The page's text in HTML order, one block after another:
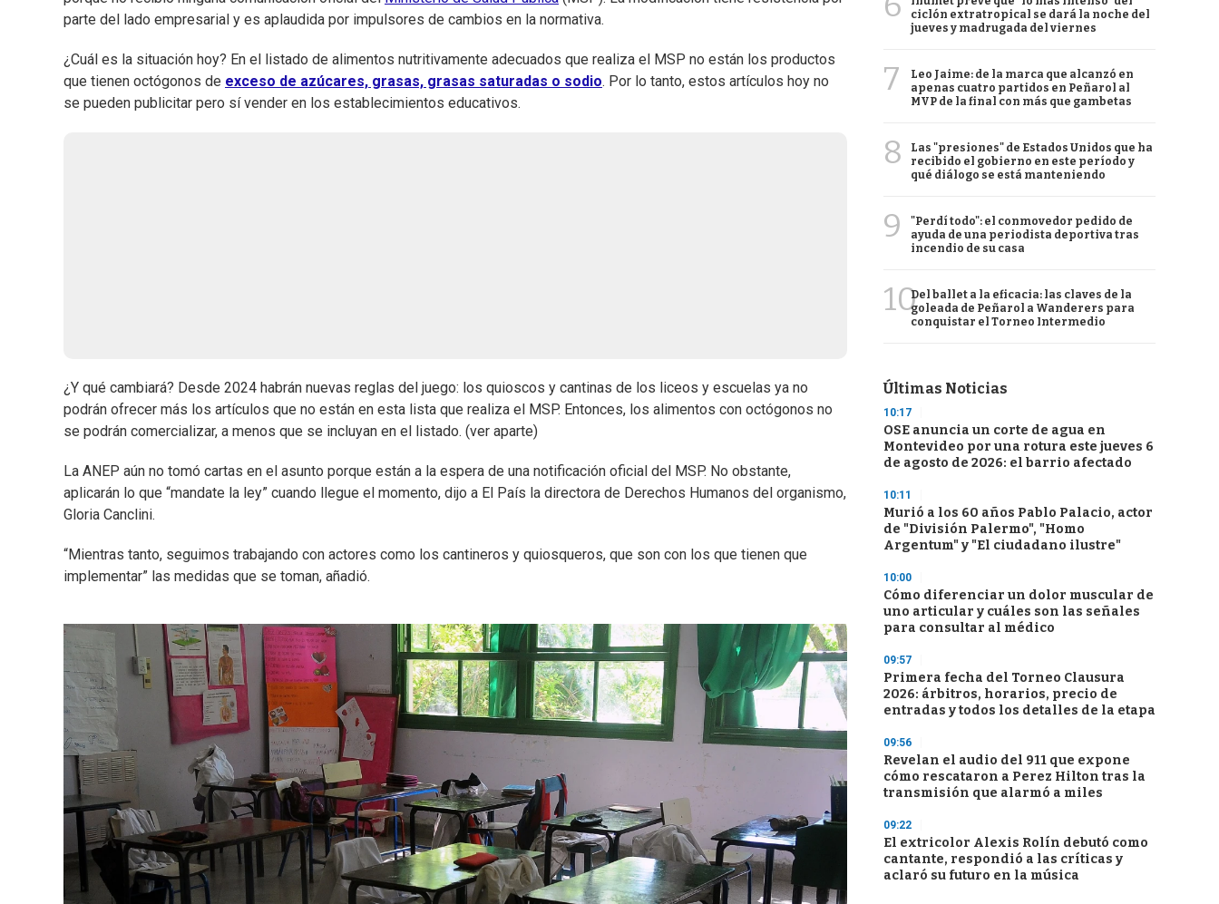
parte del lado empresarial y es aplaudida por impulsores de cambios en la normativa.
¿Cuál es la situación hoy? En el listado de alimentos nutritivamente adecuados que realiza el MSP no están los productos
que tienen octógonos de exceso de azúcares, grasas, grasas saturadas o sodio. Por lo tanto, estos artículos hoy no
se pueden publicitar pero sí vender en los establecimientos educativos.
¿Y qué cambiará? Desde 2024 habrán nuevas reglas del juego: los quioscos y cantinas de los liceos y escuelas ya no
podrán ofrecer más los artículos que no están en esta lista que realiza el MSP. Entonces, los alimentos con octógonos no
se podrán comercializar, a menos que se incluyan en el listado. (ver aparte)
La ANEP aún no tomó cartas en el asunto porque están a la espera de una notificación oficial del MSP. No obstante,
aplicarán lo que “mandate la ley” cuando llegue el momento, dijo a El País la directora de Derechos Humanos del organismo,
Gloria Canclini.
“Mientras tanto, seguimos trabajando con actores como los cantineros y quiosqueros, que son con los que tienen que
implementar” las medidas que se toman, añadió.
ciclón extratropical se dará la noche del
jueves y madrugada del viernes
7
Leo Jaime: de la marca que alcanzó en
apenas cuatro partidos en Peñarol al
MVP de la final con más que gambetas
8
Las "presiones" de Estados Unidos que ha
recibido el gobierno en este período y
qué diálogo se está manteniendo
9
"Perdí todo": el conmovedor pedido de
ayuda de una periodista deportiva tras
incendio de su casa
10Del ballet a la eficacia: las claves de la
goleada de Peñarol a Wanderers para
conquistar el Torneo Intermedio
Últimas Noticias
10:17
OSE anuncia un corte de agua en
Montevideo por una rotura este jueves 6
de agosto de 2026: el barrio afectado
10:11
Murió a los 60 años Pablo Palacio, actor
de "División Palermo", "Homo
Argentum" y "El ciudadano ilustre"
10:00
Cómo diferenciar un dolor muscular de
uno articular y cuáles son las señales
para consultar al médico
09:57
Primera fecha del Torneo Clausura
2026: árbitros, horarios, precio de
entradas y todos los detalles de la etapa
09:56
Revelan el audio del 911 que expone
cómo rescataron a Perez Hilton tras la
transmisión que alarmó a miles
09:22
El extricolor Alexis Rolín debutó como
cantante, respondió a las críticas y
aclaró su futuro en la música